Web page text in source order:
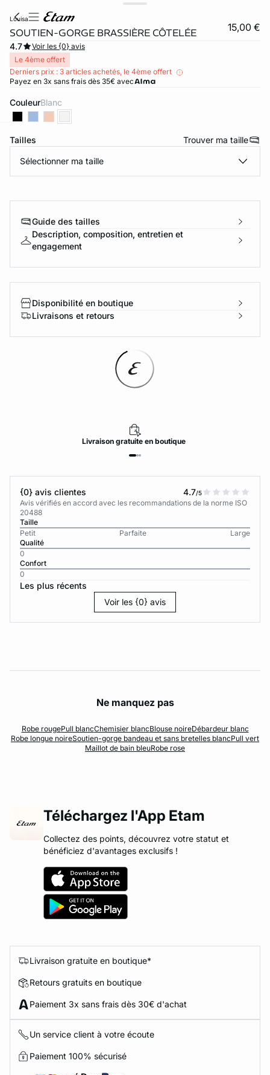
louisa
SOUTIEN-GORGE BRASSIÈRE CÔTELÉE 15,00 €
4.7
Voir les {0} avis
Le 4ème offert
Derniers prix : 3 articles achetés, le 4ème offert
Payez en 3x sans frais dès 35€ avec
Couleur blanc
Tailles Trouver ma taille
Sélectionner ma taille
Guide des tailles
Description, composition, entretien et
engagement
Disponibilité en boutique
Livraisons et retours
Livraisongratuiteen boutique
{0} avis clientes 4.7/5
Avis vérifiés en accord avec les recommandations de la norme ISO
20488
Taille
Petit
Parfaite
Large
Qualité
0
Confort
0
Les plus récents
Voir les {0} avis
Ne manquez pas
Robe rougePull blancChemisier blancBlouse noireDébardeur blanc
Robe longue noireSoutien-gorge bandeau et sans bretelles blancPull vert
Maillot de bain bleuRobe rose
Téléchargez l'App Etam
Collectez des points, découvrez votre statut et
bénéficiez d'avantages exclusifs !
Livraison gratuite en boutique*
Retours gratuits en boutique
Paiement 3x sans frais dès 30€ d'achat
Un service client à votre écoute
Paiement 100% sécurisé